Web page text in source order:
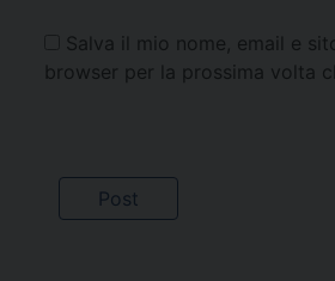
Salva il mio nome, email e
browser per la prossima volta